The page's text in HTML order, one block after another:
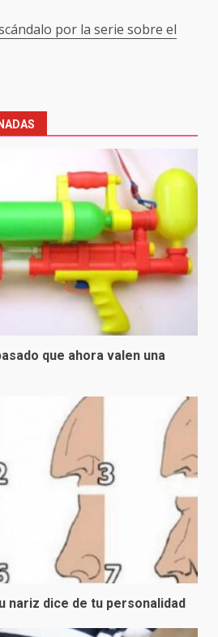
por la serie sobre el
que ahora valen una
nariz dice de tu personalidad